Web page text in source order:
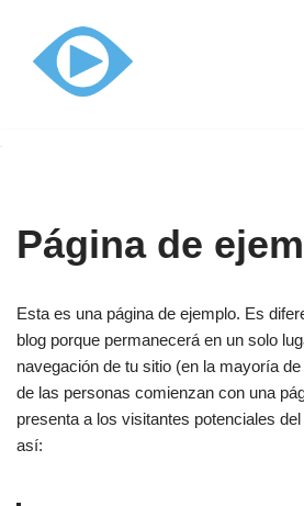
Página de
Esta es una página de ejemplo. Es
blog porque permanecerá en un solo
navegación de tu sitio (en la mayoría
de las personas comienzan con una
presenta a los visitantes potenciales
así: